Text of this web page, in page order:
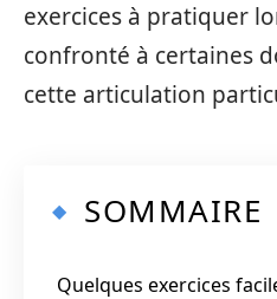
exercices à pratiquer
confronté à certaines
cette articulation
SOMMAIRE
Quelques exercices